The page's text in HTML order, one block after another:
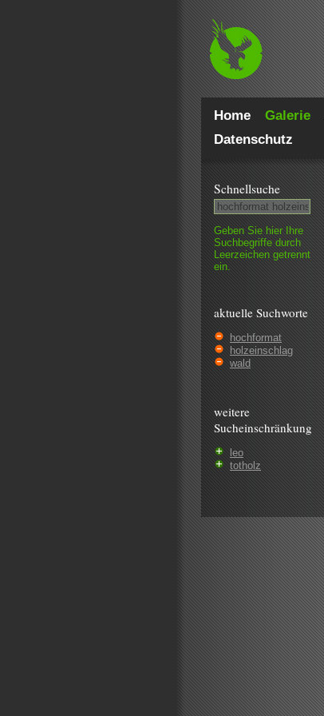
Home Galerie
Datenschutz
Schnell­suche
Geben Sie hier Ihre
Such­begriffe durch
Leer­zeichen getrennt
ein.
aktuelle Suchworte
hochformat
holzeinschlag
wald
weitere
Sucheinschränkung
leo
totholz